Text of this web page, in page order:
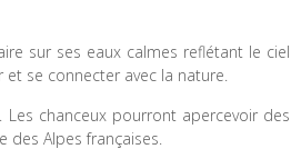
sur ses eaux calmes reflétant le ciel
et se connecter avec la nature.
chanceux pourront apercevoir des
des Alpes françaises.